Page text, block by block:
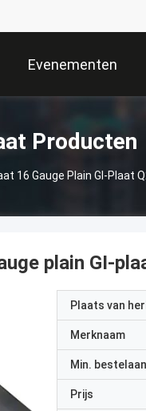
Evenementen
Producten
16 Gauge Plain GI-Plaat
plain GI-
Plaats van
Merknaam
Min.
Prijs